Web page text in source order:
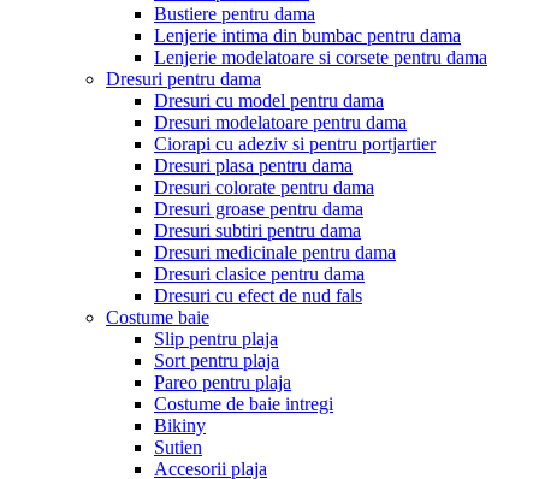
Bustiere pentru dama
Lenjerie intima din bumbac pentru dama
Lenjerie modelatoare si corsete pentru dama
Dresuri pentru dama
Dresuri cu model pentru dama
Dresuri modelatoare pentru dama
Ciorapi cu adeziv si pentru portjartier
Dresuri plasa pentru dama
Dresuri colorate pentru dama
Dresuri groase pentru dama
Dresuri subtiri pentru dama
Dresuri medicinale pentru dama
Dresuri clasice pentru dama
Dresuri cu efect de nud fals
Costume baie
Slip pentru plaja
Sort pentru plaja
Pareo pentru plaja
Costume de baie intregi
Bikiny
Sutien
Accesorii plaja